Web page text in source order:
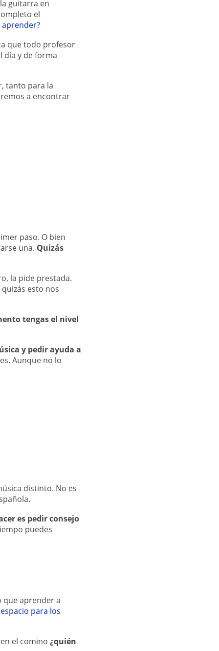
guitarra en
el
que todo profesor
día y de forma
tanto para la
a encontrar
paso. O bien
una. Quizás
la pide prestada.
esto nos
tengas el nivel
y pedir ayuda a
Aunque no lo
distinto. No es
es pedir consejo
puedes
que aprender a
para los
el comino ¿quién